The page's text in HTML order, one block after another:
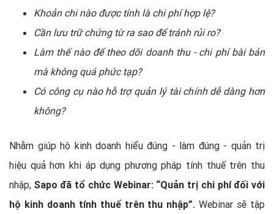
Khoản chi nào được tính là chi phí hợp lệ?
Cần lưu trữ chứng từ ra sao để tránh rủi ro?
Làm thế nào để theo dõi doanh thu - chi phí bài bản
mà không quá phức tạp?
Có công cụ nào hỗ trợ quản lý tài chính dễ dàng hơn
không?
Nhằm giúp hộ kinh doanh hiểu đúng - làm đúng - quản trị
hiệu quả hơn khi áp dụng phương pháp tính thuế trên thu
nhập, Sapo đã tổ chức Webinar: “Quản trị chi phí đối với
hộ kinh doanh tính thuế trên thu nhập”. Webinar sẽ tập